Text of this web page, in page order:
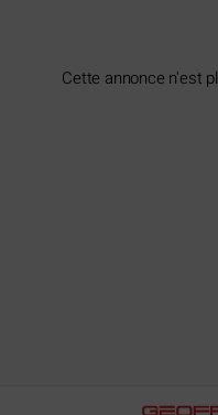
Cette annonce n'est